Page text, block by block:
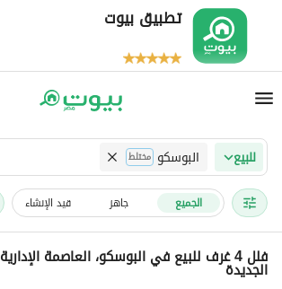
تطبيق بيوت
للبيع البوسكو مختلط
الجميع جاهز قيد الإنشاء
فلل 4 غرف للبيع في البوسكو، العاصمة الإداريةالجديدة